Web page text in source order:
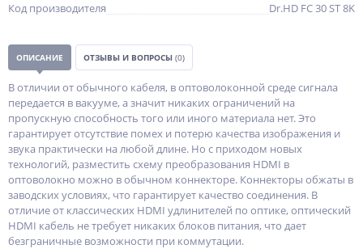
Код производителя
Dr.HD FC 30 ST 8K
ОПИСАНИЕ ОТЗЫВЫ И ВОПРОСЫ (0)
В отличии от обычного кабеля, в оптоволоконной среде сигнала
передается в вакууме, а значит никаких ограничений на
пропускную способность того или иного материала нет. Это
гарантирует отсутствие помех и потерю качества изображения и
звука практически на любой длине. Но с приходом новых
технологий, разместить схему преобразования HDMI в
оптоволокно можно в обычном коннекторе. Коннекторы обжаты в
заводских условиях, что гарантирует качество соединения. В
отличие от классических HDMI удлинителей по оптике, оптический
HDMI кабель не требует никаких блоков питания, что дает
безграничные возможности при коммутации.